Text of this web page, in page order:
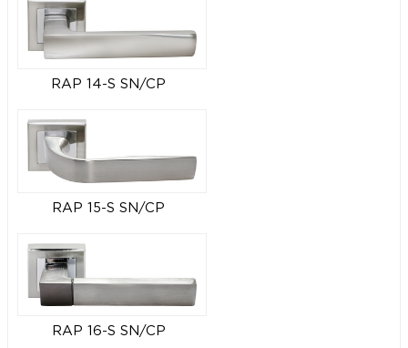
RAP 14-S SN/CP
RAP 15-S SN/CP
RAP 16-S SN/CP